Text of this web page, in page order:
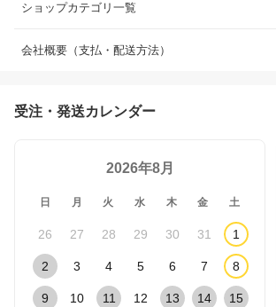
ショップカテゴリ一覧
会社概要（支払・配送方法）
受注・発送カレンダー
2026年8月
日 月 火 水 木 金 土
26 27 28 29 30 31 1
2 3 4 5 6 7 8
9 10 11 12 13 14 15